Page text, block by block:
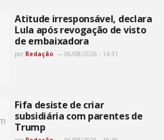
Atitude irresponsável, declara
Lula após revogação de visto
de embaixadora
por Redação 06/08/2026 - 14:31
Fifa desiste de criar
subsidiária com parentes de
Trump